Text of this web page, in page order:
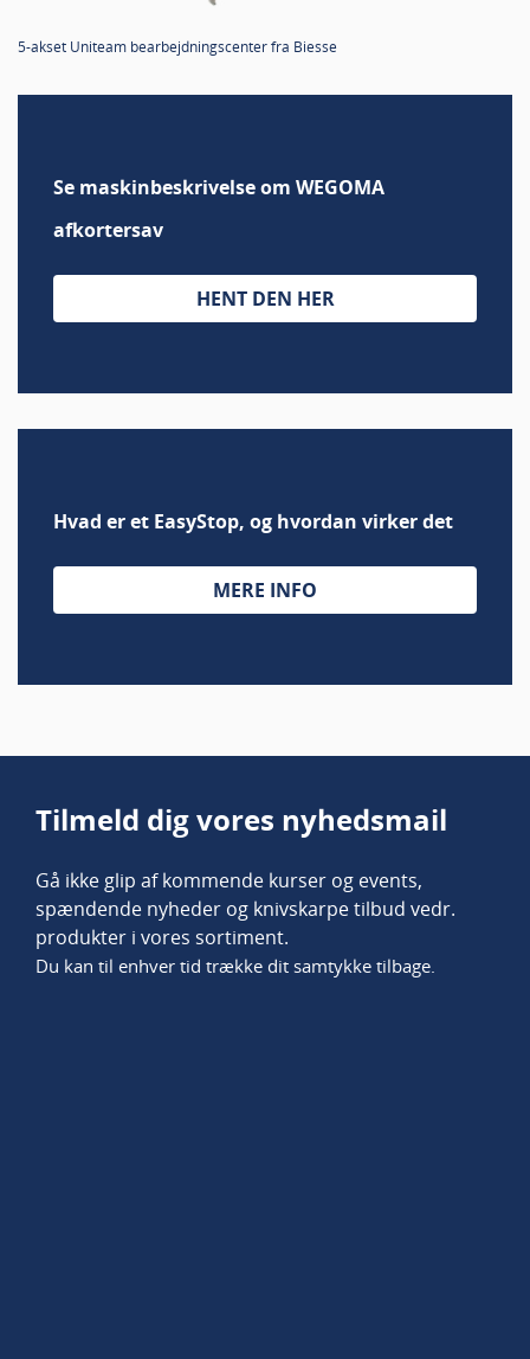
5-akset Uniteam bearbejdningscenter fra Biesse
Se maskinbeskrivelse om WEGOMA
afkortersav
HENT DEN HER
Hvad er et EasyStop, og hvordan virker det
MERE INFO
Tilmeld dig vores nyhedsmail
Gå ikke glip af kommende kurser og events,
spændende nyheder og knivskarpe tilbud vedr.
produkter i vores sortiment.
Du kan til enhver tid trække dit samtykke tilbage.